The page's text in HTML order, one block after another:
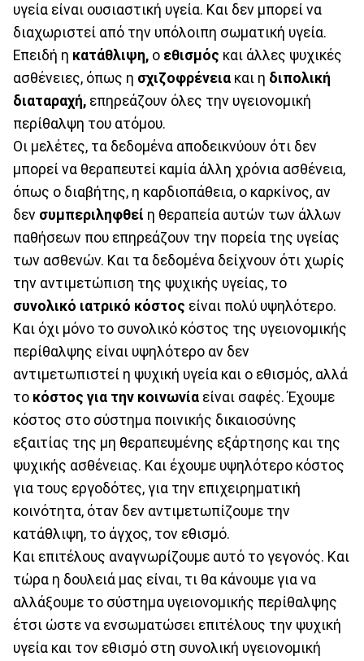
υγεία είναι ουσιαστική υγεία. Και δεν μπορεί να
διαχωριστεί από την υπόλοιπη σωματική υγεία.
Επειδή η κατάθλιψη, ο εθισμός και άλλες ψυχικές
ασθένειες, όπως η σχιζοφρένεια και η διπολική
διαταραχή, επηρεάζουν όλες την υγειονομική
περίθαλψη του ατόμου.
Οι μελέτες, τα δεδομένα αποδεικνύουν ότι δεν
μπορεί να θεραπευτεί καμία άλλη χρόνια ασθένεια,
όπως ο διαβήτης, η καρδιοπάθεια, ο καρκίνος, αν
δεν συμπεριληφθεί η θεραπεία αυτών των άλλων
παθήσεων που επηρεάζουν την πορεία της υγείας
των ασθενών. Και τα δεδομένα δείχνουν ότι χωρίς
την αντιμετώπιση της ψυχικής υγείας, το
συνολικό ιατρικό κόστος είναι πολύ υψηλότερο.
Και όχι μόνο το συνολικό κόστος της υγειονομικής
περίθαλψης είναι υψηλότερο αν δεν
αντιμετωπιστεί η ψυχική υγεία και ο εθισμός, αλλά
το κόστος για την κοινωνία είναι σαφές. Έχουμε
κόστος στο σύστημα ποινικής δικαιοσύνης
εξαιτίας της μη θεραπευμένης εξάρτησης και της
ψυχικής ασθένειας. Και έχουμε υψηλότερο κόστος
για τους εργοδότες, για την επιχειρηματική
κοινότητα, όταν δεν αντιμετωπίζουμε την
κατάθλιψη, το άγχος, τον εθισμό.
Και επιτέλους αναγνωρίζουμε αυτό το γεγονός. Και
τώρα η δουλειά μας είναι, τι θα κάνουμε για να
αλλάξουμε το σύστημα υγειονομικής περίθαλψης
έτσι ώστε να ενσωματώσει επιτέλους την ψυχική
υγεία και τον εθισμό στη συνολική υγειονομική